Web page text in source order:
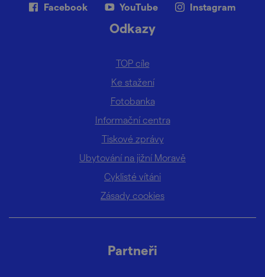
Facebook YouTube Instagram
Odkazy
TOP cíle
Ke stažení
Fotobanka
Informační centra
Tiskové zprávy
Ubytování na jižní Moravě
Cyklisté vítáni
Zásady cookies
Partneři